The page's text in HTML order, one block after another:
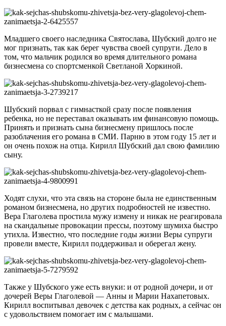
Младшего своего наследника Святослава, Шубский долго не
мог признать, так как берег чувства своей супруги. Дело в
том, что мальчик родился во время длительного романа
бизнесмена со спортсменкой Светланой Хоркиной.
Шубский порвал с гимнасткой сразу после появления
ребенка, но не переставал оказывать им финансовую помощь.
Принять и признать сына бизнесмену пришлось после
разоблачения его романа в СМИ. Парню в этом году 15 лет и
он очень похож на отца. Кирилл Шубский дал свою фамилию
сыну.
Ходят слухи, что эта связь на стороне была не единственным
романом бизнесмена, но других подробностей не известно.
Вера Глаголева простила мужу измену и никак не реагировала
на скандальные провокации прессы, поэтому шумиха быстро
утихла. Известно, что последние годы жизни Веры супруги
провели вместе, Кирилл поддерживал и оберегал жену.
Также у Шубского уже есть внуки: и от родной дочери, и от
дочерей Веры Глаголевой — Анны и Марии Нахапетовых.
Кирилл воспитывал девочек с детства как родных, а сейчас он
с удовольствием помогает им с малышами.